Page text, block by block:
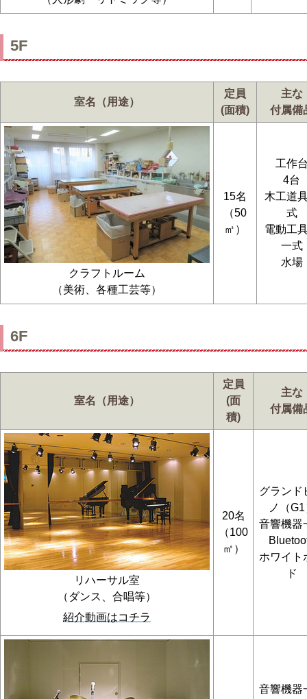
5F
室名（用途）
定員
(面積)
主な
付属備
クラフトルーム
（美術、各種工芸等）
15名
（50
㎡）
工作
4台
木工道
式
電動工
一式
水場
6F
室名（用途）
定員
(面
積)
主な
付属備
リハーサル室
（ダンス、合唱等）
紹介動画はコチラ
20名
（100
㎡）
グランド
ノ（
音響機器
ホワイト
ド
音響機器